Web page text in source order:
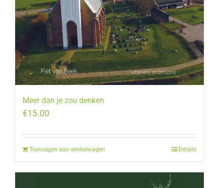
Meer dan je zou denken
€15.00
Toevoegen aan winkelwagen Details